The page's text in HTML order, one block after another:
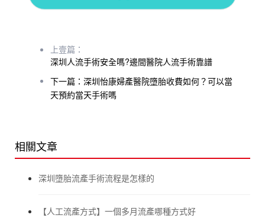
上壹篇：
深圳人流手術安全嗎?邊間醫院人流手術靠譜
下一篇：深圳怡康婦產醫院墮胎收費如何？可以當
天預約當天手術嗎
相關文章
深圳墮胎流產手術流程是怎樣的
【人工流產方式】一個多月流產哪種方式好